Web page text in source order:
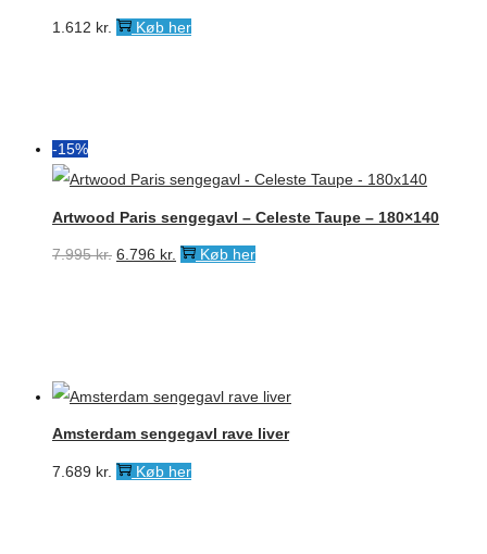
1.612 kr. Køb her
-15%
Artwood Paris sengegavl – Celeste Taupe – 180×140
7.995kr. Den
6.796 kr. DenKøb her
Amsterdam sengegavl rave liver
7.689 kr. Køb her